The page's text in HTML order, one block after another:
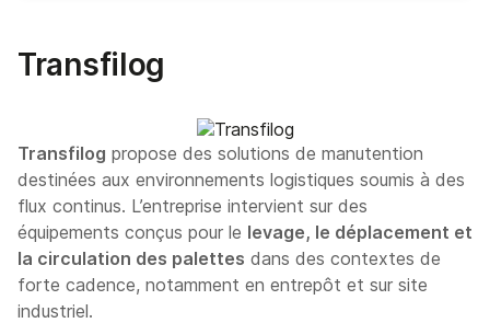
Transfilog
Transfilog propose des solutions de manutention
destinées aux environnements logistiques soumis à des
flux continus. L’entreprise intervient sur des
équipements conçus pour le levage, le déplacement et
la circulation des palettes dans des contextes de
forte cadence, notamment en entrepôt et sur site
industriel.